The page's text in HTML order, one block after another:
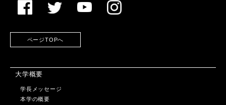
ページTOPへ
大学概要
学長メッセージ
本学の概要